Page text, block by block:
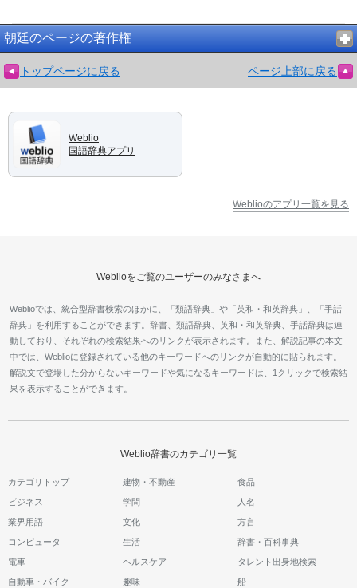
朝廷のページの著作権
トップページに戻る ページ上部に戻る
Weblio
国語辞典アプリ
Weblioのアプリ一覧を見る
Weblioをご覧のユーザーのみなさまへ
Weblioでは、統合型辞書検索のほかに、「類語辞典」や「英和・和英辞典」、「手話
辞典」を利用することができます。辞書、類語辞典、英和・和英辞典、手話辞典は連
動しており、それぞれの検索結果へのリンクが表示されます。また、解説記事の本文
中では、Weblioに登録されている他のキーワードへのリンクが自動的に貼られます。
解説文で登場した分からないキーワードや気になるキーワードは、1クリックで検索結
果を表示することができます。
Weblio辞書のカテゴリ一覧
カテゴリトップ 建物・不動産 食品
ビジネス 学問 人名
業界用語 文化 方言
コンピュータ 生活 辞書・百科事典
電車 ヘルスケア タレント出身地検索
自動車・バイク 趣味 船